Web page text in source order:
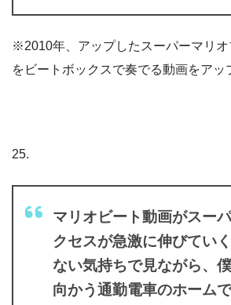
※2010年、アップしたスーパーマリオ
をビートボックスで奏でる動画をアッ
25.
マリオビート動画がスー
クセスが急激に伸びてい
ない気持ちで見ながら、
向かう通勤電車のホーム